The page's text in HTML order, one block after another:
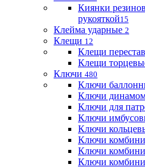
Киянки
рукояткой15
Клейма ударные 2
Клещи 12
Клещи
Клещи
Ключи 480
Ключи
Ключи
Ключи для
Ключи
Ключи
Ключи
Ключи
Ключи